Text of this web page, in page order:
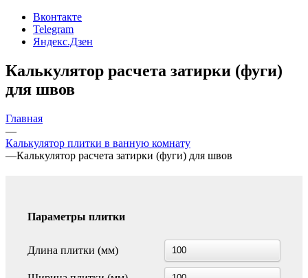
Вконтакте
Telegram
Яндекс.Дзен
Калькулятор расчета затирки (фуги)
для швов
Главная
—
Калькулятор плитки в ванную комнату
—Калькулятор расчета затирки (фуги) для швов
Параметры плитки
Длина плитки (мм)